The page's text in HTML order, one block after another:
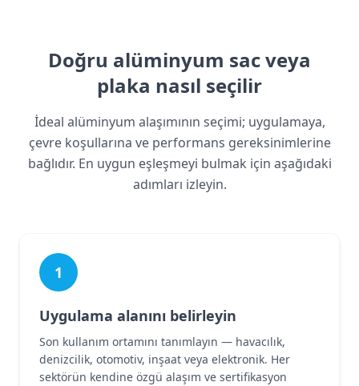
Doğru alüminyum sac veya
plaka nasıl seçilir
İdeal alüminyum alaşımının seçimi; uygulamaya,
çevre koşullarına ve performans gereksinimlerine
bağlıdır. En uygun eşleşmeyi bulmak için aşağıdaki
adımları izleyin.
1
Uygulama alanını belirleyin
Son kullanım ortamını tanımlayın — havacılık,
denizcilik, otomotiv, inşaat veya elektronik. Her
sektörün kendine özgü alaşım ve sertifikasyon